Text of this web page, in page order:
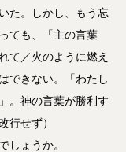
た。しかし、もう忘
ても、「主の言葉
て／火のように燃え
できない。「わたし
。神の言葉が勝利す
行せず）
しょうか。